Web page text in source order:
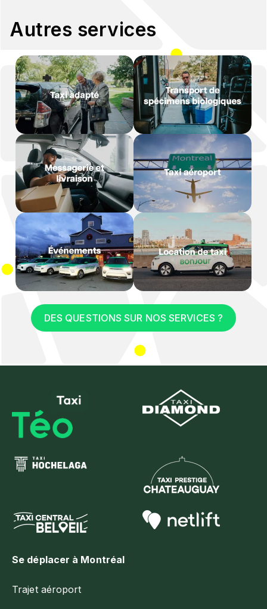
Autres services
DES QUESTIONS SUR NOS SERVICES ?
Se déplacer à Montréal
Trajet aéroport